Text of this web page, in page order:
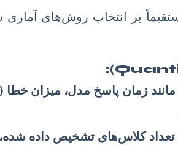
بر انتخاب روش‌های